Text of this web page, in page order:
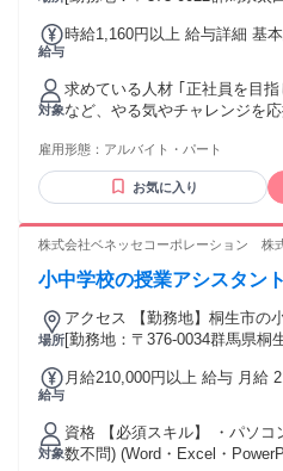
給与
時給1,160円以上 給与詳細 基本給：
対象
求めている人材 ｢正社員を目
など、やる気やチャレンジを応援します！
した制作経験がある方＞ ＊
Photoshop ※何らかのデザイン経験がある方は尚歓迎！ ※趣
味や独学など、実務経験以外でも歓迎！ 【男
内勤務！主婦・主夫歓迎 ＝＝＝＝＜＜ 経験者歓迎♪ ＞＞＝＝
クデザイナー、SNS運用担当
雇用形態： アルバイト・パート
お気に入り
株式会社ベネッセコーポレーション 株
小中学校の授業アシスタン
場所
アクセス 【勤務地】桐生市の
を考慮の上、決定 ＜採用とな
は複数校となる場合もござい
はご相談の上で決定いたしま
[勤務地：〒376-0034群馬県桐
給与
月給210,000円以上 給与 月給
対象
資格 【必須スキル】 ・パソ
数不問) (Word・Excel・